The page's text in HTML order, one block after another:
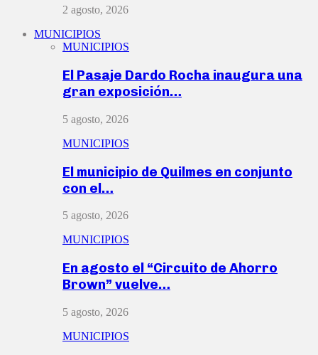
2 agosto, 2026
MUNICIPIOS
MUNICIPIOS
El Pasaje Dardo Rocha inaugura una
gran exposición…
5 agosto, 2026
MUNICIPIOS
El municipio de Quilmes en conjunto
con el…
5 agosto, 2026
MUNICIPIOS
En agosto el “Circuito de Ahorro
Brown” vuelve…
5 agosto, 2026
MUNICIPIOS